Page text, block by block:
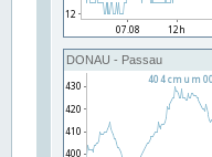
DONAU - Passau